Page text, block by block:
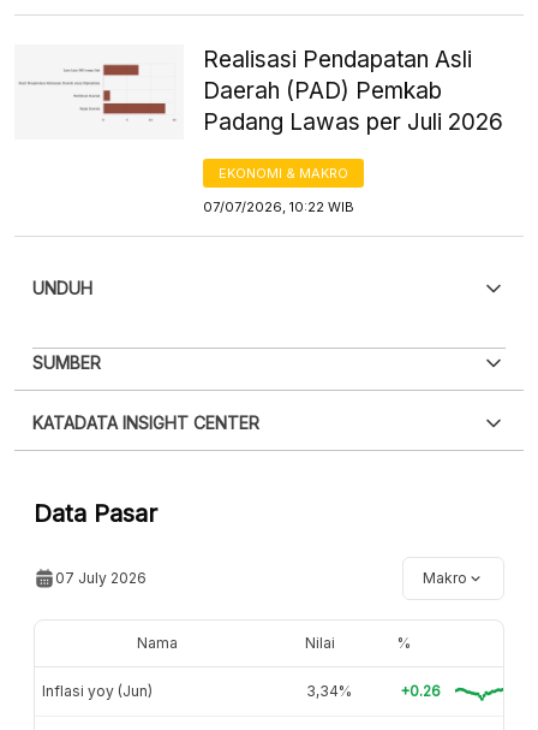
Realisasi Pendapatan Asli
Daerah (PAD) Pemkab
Padang Lawas per Juli 2026
EKONOMI & MAKRO
07/07/2026, 10:22 WIB
UNDUH
PDF PNG
XLS
SUMBER
punya akun?Silakan Daftar sekarang
KATADATA INSIGHT CENTER
Data Pasar
07 July 2026 Makro
Nama Nilai %
Inflasi yoy (Jun) 3,34% +0.26